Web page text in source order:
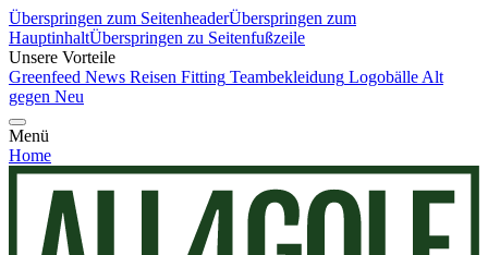
Überspringen zum SeitenheaderÜberspringen zum
HauptinhaltÜberspringen zu Seitenfußzeile
Unsere Vorteile
Greenfeed News Reisen Fitting Teambekleidung Logobälle Alt
gegen Neu
Menü
Home